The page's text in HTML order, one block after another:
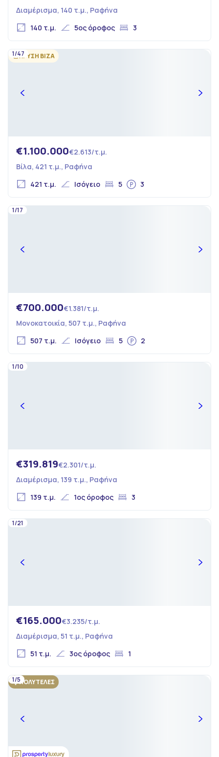
Διαμέρισμα, 140 τ.μ., Ραφήνα
140 τ.μ.
5ος όροφος 3
ΧΡΥΣΗ ΒΙΖΑ
1/47
€1.100.000€2.613/τ.μ.
Βίλα, 421 τ.μ., Ραφήνα
421 τ.μ.
Ισόγειο 5 3
1/17
€700.000€1.381/τ.μ.
Μονοκατοικία, 507 τ.μ., Ραφήνα
507 τ.μ.
Ισόγειο 5 2
1/10
€319.819€2.301/τ.μ.
Διαμέρισμα, 139 τ.μ., Ραφήνα
139 τ.μ.
1ος όροφος 3
1/21
€165.000€3.235/τ.μ.
Διαμέρισμα, 51 τ.μ., Ραφήνα
51 τ.μ.
3ος όροφος 1
ΠΟΛΥΤΕΛΕΣ
1/5